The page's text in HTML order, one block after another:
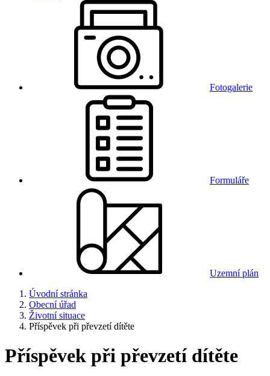
Fotogalerie
Formuláře
Uzemní plán
Úvodní stránka
Obecní úřad
Životní situace
Příspěvek při převzetí dítěte
Příspěvek při převzetí dítěte